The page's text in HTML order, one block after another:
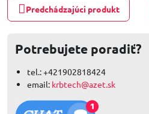
Predchádzajúci produkt
Potrebujete poradiť?
tel.: +421902818424
email: krbtech@azet.sk